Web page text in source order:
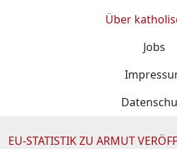
Über
Jobs
EU-STATISTIK ZU ARMUT